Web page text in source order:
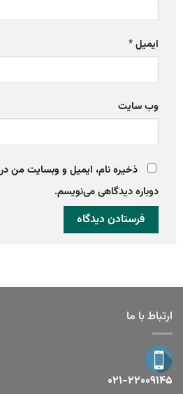
ایمیل*
وب‌ سایت
ذخیره نام، ایمیل و وبسایت من در
دوباره دیدگاهی می‌نویسم.
ارتباط با ما
۰۲۱-۲۲۰۰۹۱۴۵